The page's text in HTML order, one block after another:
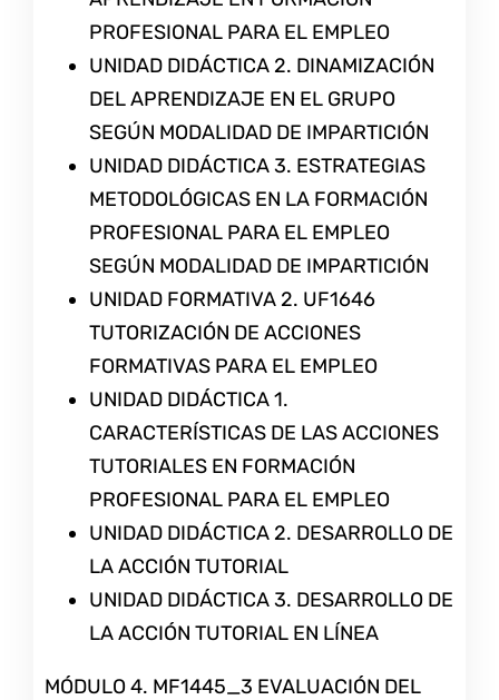
PROFESIONAL PARA EL EMPLEO
UNIDAD DIDÁCTICA 2. DINAMIZACIÓN
DEL APRENDIZAJE EN EL GRUPO
SEGÚN MODALIDAD DE IMPARTICIÓN
UNIDAD DIDÁCTICA 3. ESTRATEGIAS
METODOLÓGICAS EN LA FORMACIÓN
PROFESIONAL PARA EL EMPLEO
SEGÚN MODALIDAD DE IMPARTICIÓN
UNIDAD FORMATIVA 2. UF1646
TUTORIZACIÓN DE ACCIONES
FORMATIVAS PARA EL EMPLEO
UNIDAD DIDÁCTICA 1.
CARACTERÍSTICAS DE LAS ACCIONES
TUTORIALES EN FORMACIÓN
PROFESIONAL PARA EL EMPLEO
UNIDAD DIDÁCTICA 2. DESARROLLO DE
LA ACCIÓN TUTORIAL
UNIDAD DIDÁCTICA 3. DESARROLLO DE
LA ACCIÓN TUTORIAL EN LÍNEA
MÓDULO 4. MF1445_3 EVALUACIÓN DEL